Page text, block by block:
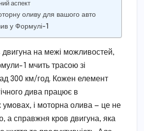
аспект
оливу для вашого авто
у Формулі-1
двигуна на межі можливостей,
1 мчить трасою зі
300 км/год. Кожен елемент
дива працює в
умовах, і моторна олива — це не
а справжня кров двигуна, яка